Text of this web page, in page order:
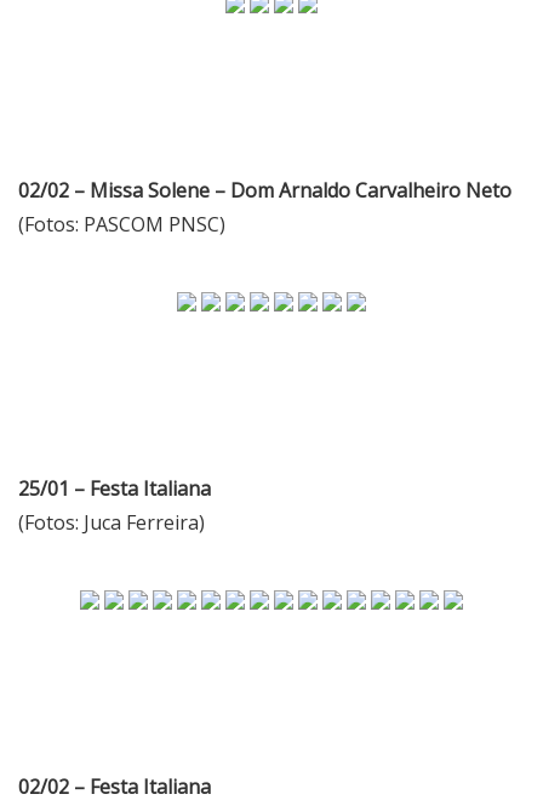
02/02 – Missa Solene – Dom Arnaldo Carvalheiro Neto
(Fotos: PASCOM PNSC)
25/01 – Festa Italiana
(Fotos: Juca Ferreira)
02/02 – Festa Italiana